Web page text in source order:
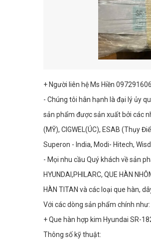
+ Người liên hệ Ms Hiền
- Chúng tôi hân hạnh là đại lý ủy
sản phẩm được sản xuất bởi các
(MỸ), CIGWEL(ÚC), ESAB (Thụy
Superon - India, Modi- Hitech,
- Mọi nhu cầu Quý khách về sản
HYUNDAI,PHILARC, QUE HÀN
HÀN TITAN và các loại que hàn,
Với các dòng sản phẩm chính như:
+ Que hàn hợp kim Hyundai SR-
Thông số kỹ thuật: